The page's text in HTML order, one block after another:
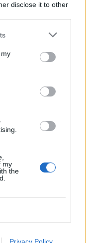
disclose it to other
my
the
Στο ΕΠΑ του
η
του ΕΛΙΔΕΚ
και
πρώτου MIL-
για την